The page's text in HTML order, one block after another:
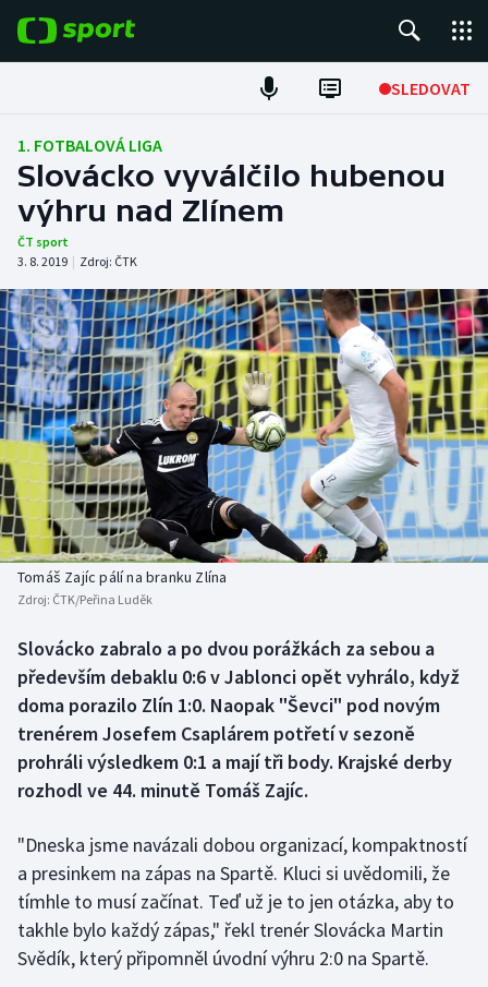
SLEDOVAT
Fotbal
Hokej
Tenis
Atletika
Cyklistika
DALŠÍ SPORTY
Americký fotbal
Baseball a softbal
Basketbal
Biatlon
Boby a skeleton
Box
Curling
Florbal
Futsal
Golf
NEPŘEHLÉDNĚTE
Soutěže
Historické návraty
Aplikace ČT sport
AZ kvíz
1. FOTBALOVÁ LIGA
Slovácko vyválčilo hubenou
výhru nad Zlínem
ČT sport
3. 8. 2019 | Zdroj: ČTK
Tomáš Zajíc pálí na branku Zlína
Zdroj: ČTK/Peřina Luděk
Slovácko zabralo a po dvou porážkách za sebou a
především debaklu 0:6 v Jablonci opět vyhrálo, když
doma porazilo Zlín 1:0. Naopak "Ševci" pod novým
trenérem Josefem Csaplárem potřetí v sezoně
prohráli výsledkem 0:1 a mají tři body. Krajské derby
rozhodl ve 44. minutě Tomáš Zajíc.
"Dneska jsme navázali dobou organizací, kompaktností
a presinkem na zápas na Spartě. Kluci si uvědomili, že
tímhle to musí začínat. Teď už je to jen otázka, aby to
takhle bylo každý zápas," řekl trenér Slovácka Martin
Svědík, který připomněl úvodní výhru 2:0 na Spartě.